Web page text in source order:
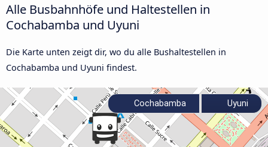
Alle Busbahnhöfe und Haltestellen in
Cochabamba und Uyuni
Die Karte unten zeigt dir, wo du alle Bushaltestellen in
Cochabamba und Uyuni findest.
Cochabamba Uyuni